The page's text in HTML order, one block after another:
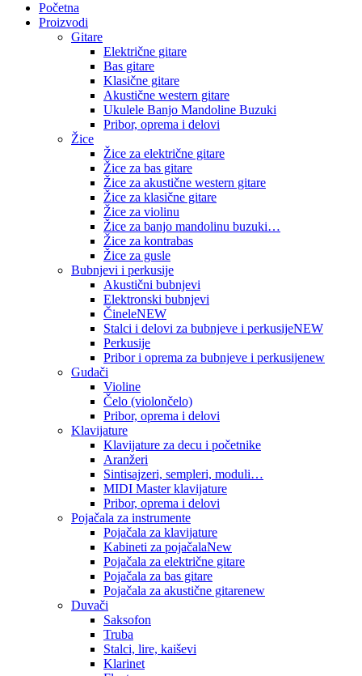
Početna
Proizvodi
Gitare
Električne gitare
Bas gitare
Klasične gitare
Akustične western gitare
Ukulele Banjo Mandoline Buzuki
Pribor, oprema i delovi
Žice
Žice za električne gitare
Žice za bas gitare
Žice za akustične western gitare
Žice za klasične gitare
Žice za violinu
Žice za banjo mandolinu buzuki…
Žice za kontrabas
Žice za gusle
Bubnjevi i perkusije
Akustični bubnjevi
Elektronski bubnjevi
ČineleNEW
Stalci i delovi za bubnjeve i perkusijeNEW
Perkusije
Pribor i oprema za bubnjeve i perkusijenew
Gudači
Violine
Čelo (violončelo)
Pribor, oprema i delovi
Klavijature
Klavijature za decu i početnike
Aranžeri
Sintisajzeri, sempleri, moduli…
MIDI Master klavijature
Pribor, oprema i delovi
Pojačala za instrumente
Pojačala za klavijature
Kabineti za pojačalaNew
Pojačala za električne gitare
Pojačala za bas gitare
Pojačala za akustične gitarenew
Duvači
Saksofon
Truba
Stalci, lire, kaiševi
Klarinet